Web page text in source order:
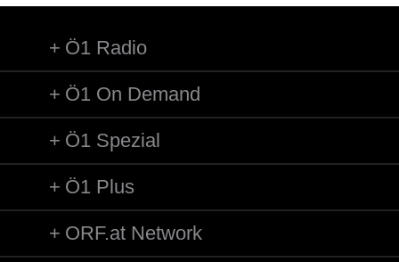
Ö1 Radio
Ö1 On Demand
Ö1 Spezial
Ö1 Plus
ORF.at Network